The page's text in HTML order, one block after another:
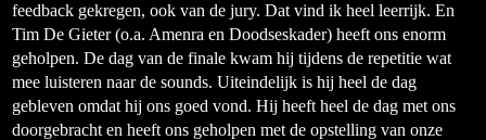
feedback gekregen, ook van de jury. Dat vind ik heel leerrijk. En
Tim De Gieter(o.a. Amenra en Doodseskader) heeft ons enorm
geholpen. De dag van de finale kwam hij tijdens de repetitie wat
mee luisteren naar de sounds. Uiteindelijk is hij heel de dag
gebleven omdat hij ons goed vond. Hij heeft heel de dag met ons
doorgebracht en heeft ons geholpen met de opstelling van onze